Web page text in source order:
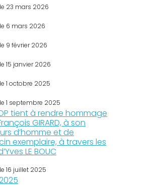
23 mars 2026
6 mars 2026
9 février 2026
15 janvier 2026
1 octobre 2025
1 septembre 2025
tient à rendre hommage
GIRARD, à son
d’homme et de
exemplaire, à travers les
LE BOUC
16 juillet 2025